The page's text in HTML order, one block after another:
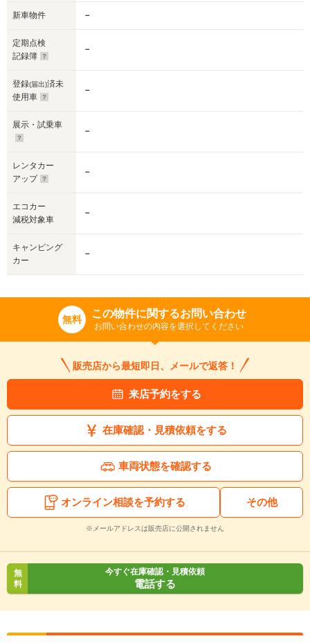
新車物件 －
定期点検
記録簿
－
登録(届出)済未
使用車
－
展示・試乗車
－
レンタカー
アップ
－
エコカー
減税対象車
－
キャンピング
カー
－
無料 この物件に関するお問い合わせ
お問い合わせの内容を選択してください
販売店から最短即日、メールで返答！
来店予約をする
在庫確認・見積依頼をする
車両状態を確認する
オンライン相談を予約する その他
※メールアドレスは販売店に公開されません
無
料
今すぐ在庫確認・見積依頼
電話する